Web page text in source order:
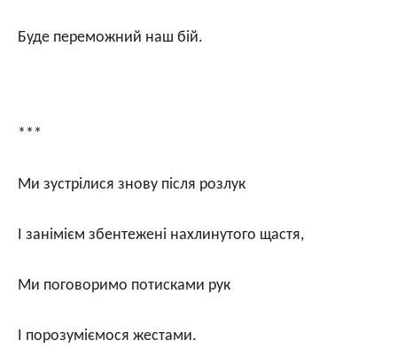
Буде переможний наш бій.
***
Ми зустрілися знову після розлук
І занімієм збентежені нахлинутого щастя,
Ми поговоримо потисками рук
І порозуміємося жестами.